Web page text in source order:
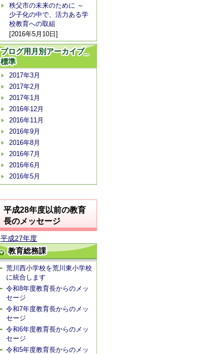
秩父市の未来のために ～
少子化の中で、活力ある学
校教育への取組
[2016年5月10日]
ブログ用月別アーカイブ_
標準
2017年3月
2017年2月
2017年1月
2016年12月
2016年11月
2016年9月
2016年8月
2016年7月
2016年6月
2016年5月
平成28年度以前の教育
長のメッセージ
平成27年度
教育総務課
荒川西小学校を荒川東小学校
に統合します
令和8年度教育長からのメッ
セージ
令和7年度教育長からのメッ
セージ
令和6年度教育長からのメッ
セージ
令和5年度教育長からのメッ